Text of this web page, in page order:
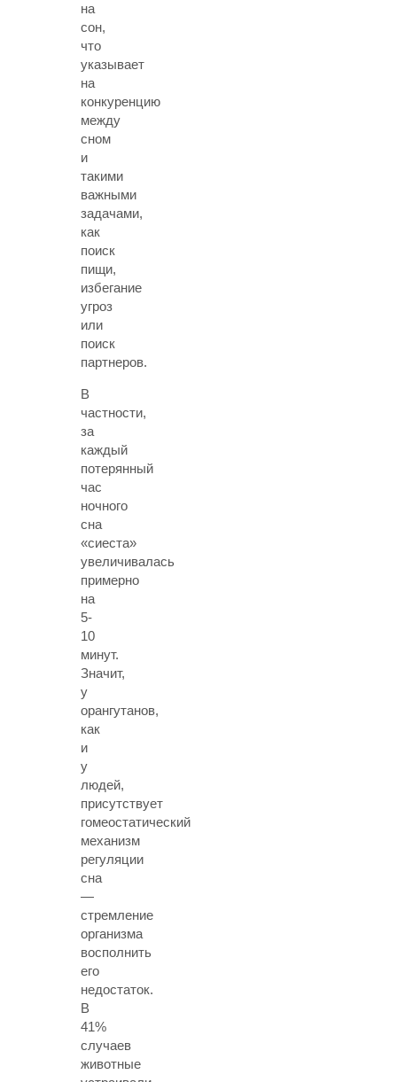
на
сон,
что
указывает
на
конкуренцию
между
сном
и
такими
важными
задачами,
как
поиск
пищи,
избегание
угроз
или
поиск
партнеров.
В
частности,
за
каждый
потерянный
час
ночного
сна
«сиеста»
увеличивалась
примерно
на
5-
10
минут.
Значит,
у
орангутанов,
как
и
у
людей,
присутствует
гомеостатический
механизм
регуляции
сна
—
стремление
организма
восполнить
его
недостаток.
В
41%
случаев
животные